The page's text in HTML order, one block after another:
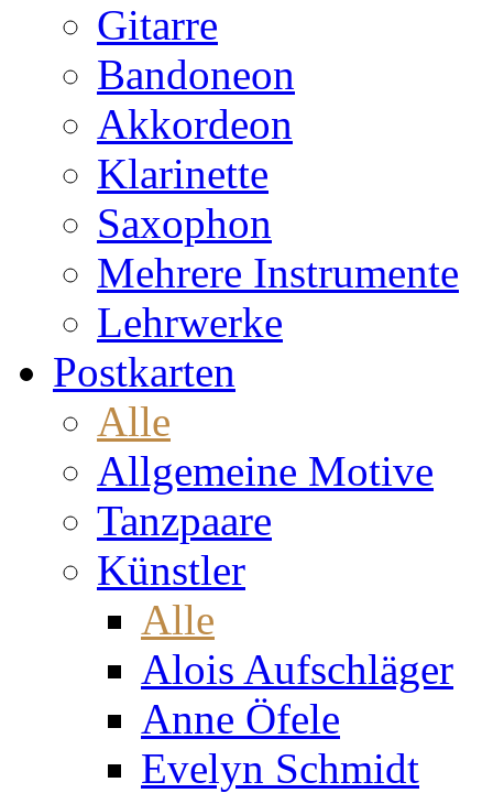
Gitarre
Bandoneon
Akkordeon
Klarinette
Saxophon
Mehrere Instrumente
Lehrwerke
Postkarten
Alle
Allgemeine Motive
Tanzpaare
Künstler
Alle
Alois Aufschläger
Anne Öfele
Evelyn Schmidt